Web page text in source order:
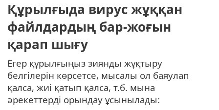
Құрылғыда вирус жұққан
файлдардың бар-жоғын
қарап шығу
Егер құрылғыңыз зиянды жұқтыру
белгілерін көрсетсе, мысалы ол баяулап
қалса, жиі қатып қалса, т.б. мына
әрекеттерді орындау ұсынылады: